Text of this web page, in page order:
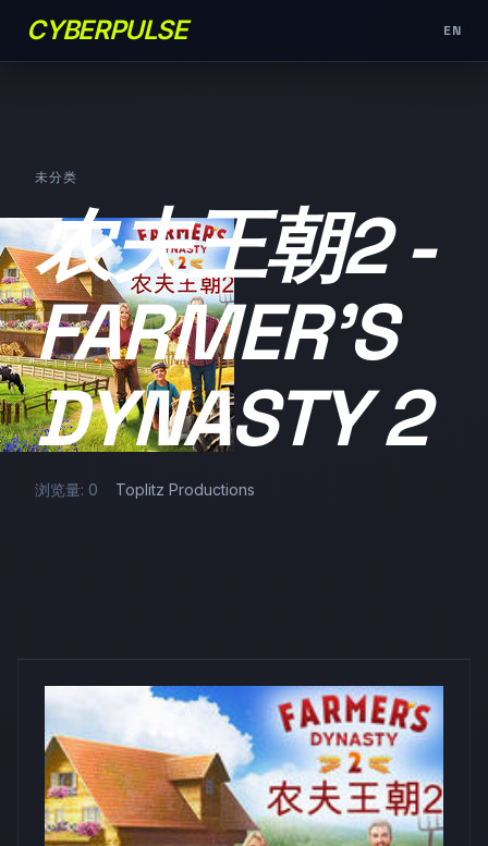
CYBERPULSE EN
未分类
农夫王朝2 -
FARMER'S
DYNASTY 2
浏览量: 0 Toplitz Productions